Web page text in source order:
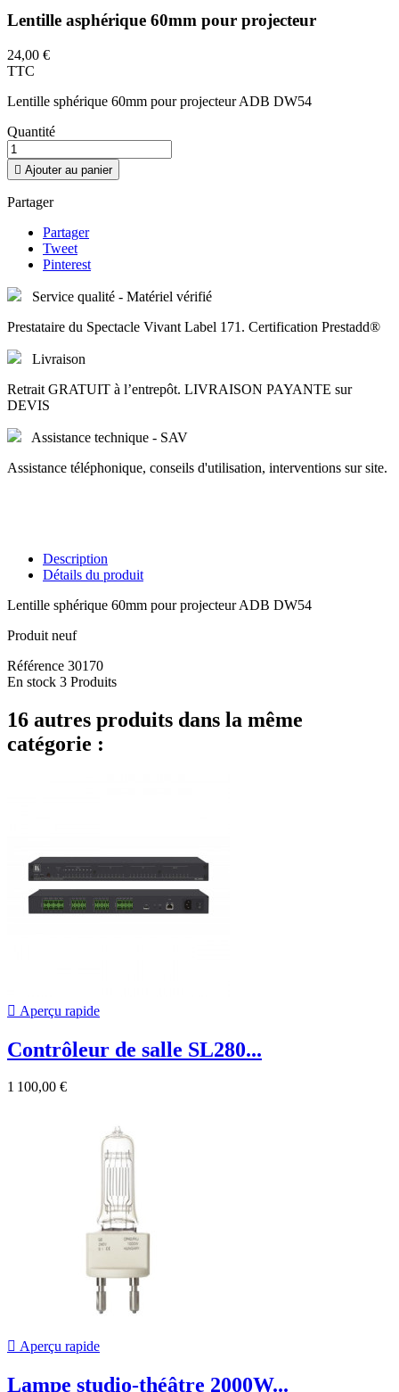
Lentille asphérique 60mm pour projecteur
24,00 €
TTC
Lentille sphérique 60mm pour projecteur ADB DW54
Quantité
 Ajouter au panier
Partager
Partager
Tweet
Pinterest
Service qualité - Matériel vérifié
Prestataire du Spectacle Vivant Label 171. Certification Prestadd®
Livraison
Retrait GRATUIT à l’entrepôt. LIVRAISON PAYANTE sur
DEVIS
Assistance technique - SAV
Assistance téléphonique, conseils d'utilisation, interventions sur site.
Description
Détails du produit
Lentille sphérique 60mm pour projecteur ADB DW54
Produit neuf
Référence 30170
En stock 3 Produits
16 autres produits dans la même
catégorie :
 Aperçu rapide
Contrôleur de salle SL280...
1 100,00 €
 Aperçu rapide
Lampe studio-théâtre 2000W...